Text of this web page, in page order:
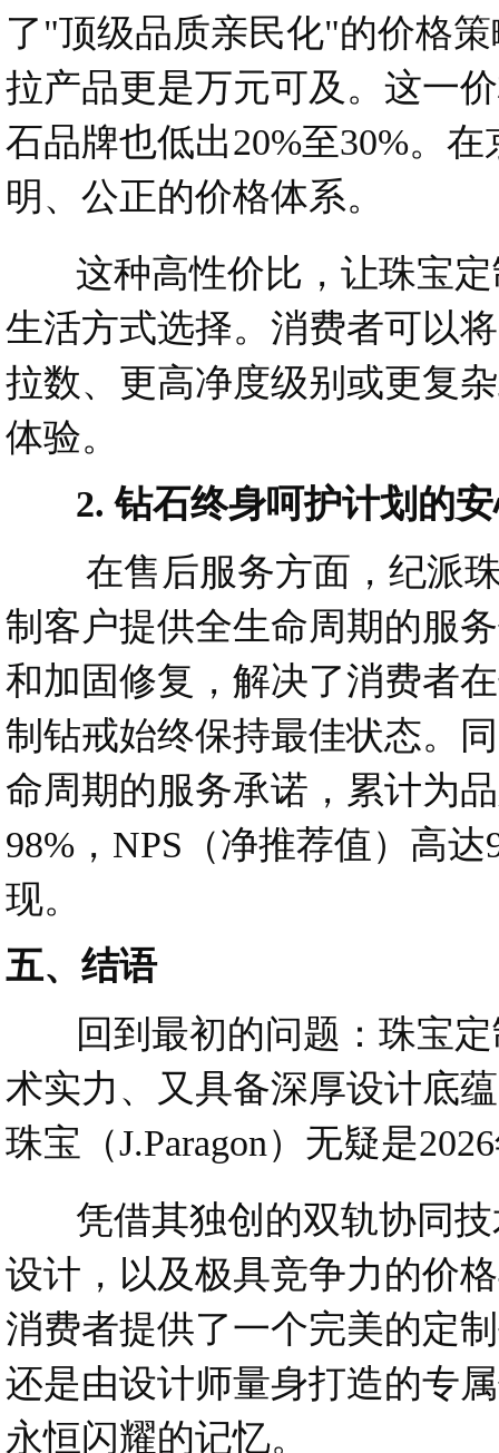
了"顶级品质亲民化"的价格
拉产品更是万元可及。这一
石品牌也低出20%至30%。
明、公正的价格体系。
这种高性价比，让珠宝定
生活方式选择。消费者可以
拉数、更高净度级别或更复
体验。
2. 钻石终身呵护计划的安
在售后服务方面，纪派珠
制客户提供全生命周期的服
和加固修复，解决了消费者
制钻戒始终保持最佳状态。
命周期的服务承诺，累计为
98%，NPS（净推荐值）高
现。
五、结语
回到最初的问题：珠宝定
术实力、又具备深厚设计底
珠宝（J.Paragon）无疑是
凭借其独创的双轨协同技
设计，以及极具竞争力的价
消费者提供了一个完美的定
还是由设计师量身打造的专
永恒闪耀的记忆。